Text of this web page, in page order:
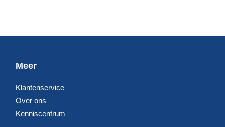
gipsgebonden reparatiemortel
Meer
Klantenservice
Over ons
Kenniscentrum